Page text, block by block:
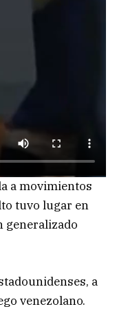
a movimientos
tuvo lugar en
generalizado
a
venezolano.